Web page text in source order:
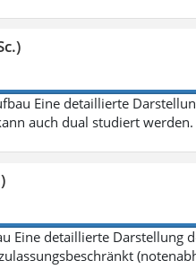
Eine detaillierte
auch dual studiert
Eine detaillierte Darstellung